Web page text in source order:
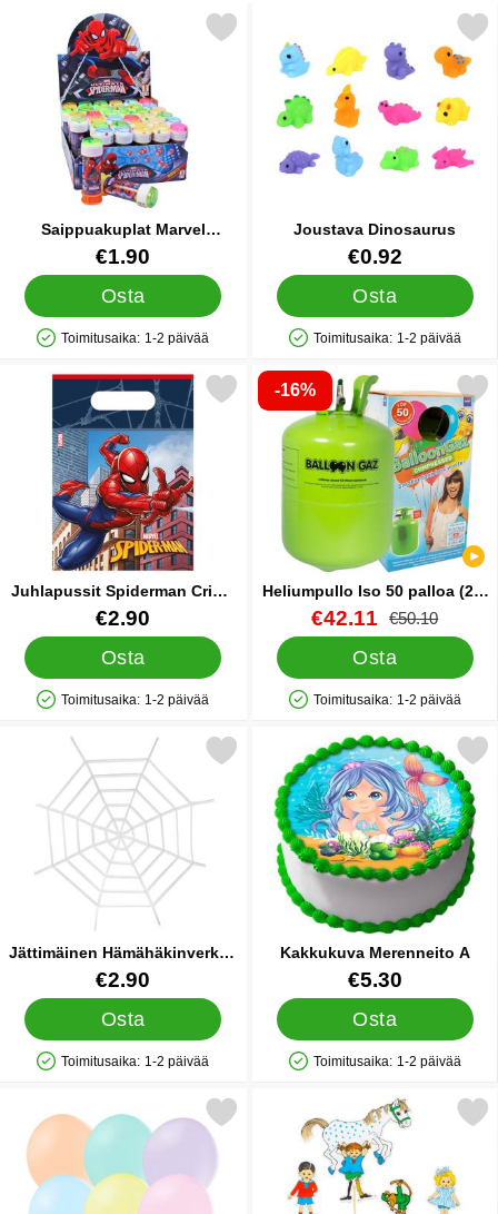
Saippuakuplat Marvel
Spiderman
Tuote.nro 35381
€1.90
Osta
Saatavuus: Varastossa
Toimitusaika: 1-2 päivää
Merkitse saippuakuplat Marvel Spiderman suosikiksi
Joustava Dinosaurus
Tuote.nro 87009
€0.92
Osta
Saatavuus: Varastossa
Toimitusaika: 1-2 päivää
Merkitse joustava
Juhlapussit Spiderman Crime
Fighter
Tuote.nro 42224
€2.90
Osta
Saatavuus: Varastossa
Toimitusaika: 1-2 päivää
juhlapussit Spiderman Crime Fighter suosikiksi
-16%
Heliumpullo Iso 50 palloa (20-
25 cm)
Tuote.nro 13480
uusi hinta
€42.11 vanha hinta
€50.10
Osta
Saatavuus: Varastossa
Toimitusaika: 1-2 päivää
Merkitse heliumpullo Iso 50
Jättimäinen Hämähäkinverkko
Halloween-koriste
Tuote.nro 88961
€2.90
Osta
Saatavuus: Varastossa
Toimitusaika: 1-2 päivää
jättimäinen Hämähäkinverkko Halloween-koriste suosikiksi
Kakkukuva Merenneito A
Tuote.nro 33152
€5.30
Osta
Saatavuus: Varastossa
Toimitusaika: 1-2 päivää
Merkitse kakkukuva
lateksi-ilmapallot Pastellivalikoima 50-pakkaus suosikiksi
Merkitse peppi Cake